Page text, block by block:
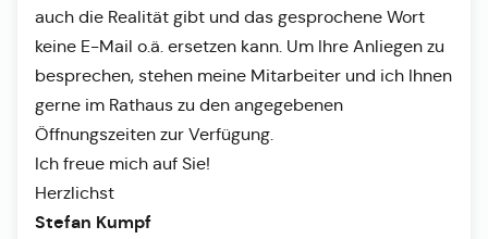
auch die Realität gibt und das gesprochene Wort
keine E-Mail o.ä. ersetzen kann. Um Ihre Anliegen zu
besprechen, stehen meine Mitarbeiter und ich Ihnen
gerne im Rathaus zu den angegebenen
Öffnungszeiten zur Verfügung.
Ich freue mich auf Sie!
Herzlichst
Stefan Kumpf